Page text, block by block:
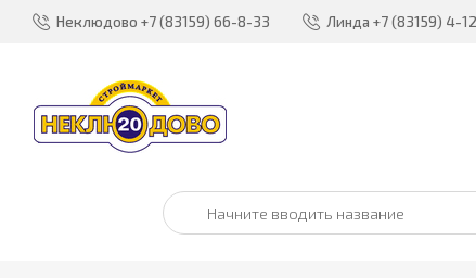
Неклюдово +7 (83159) 66-8-33 Линда +7 (83159) 4-